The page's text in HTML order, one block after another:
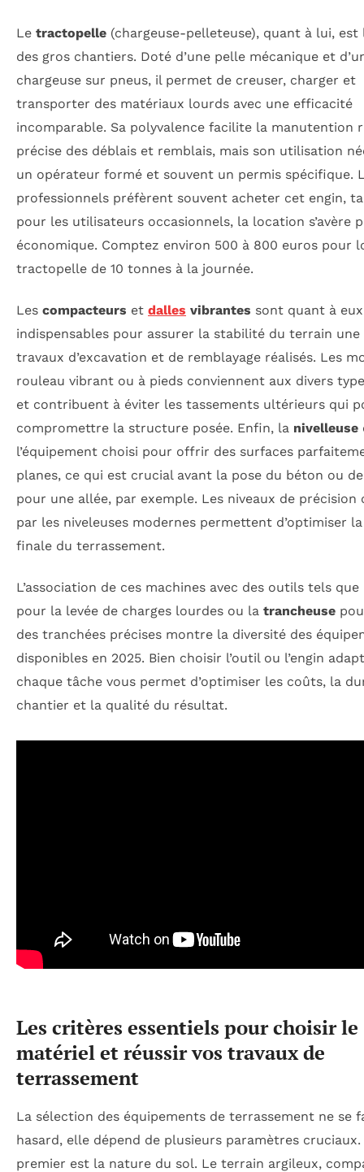
Le tractopelle (chargeuse-pelleteuse), quant à lui, est
des gros chantiers. Doté d’une pelle mécanique et
chargeuse sur pneus, il permet de creuser, charger et
transporter des matériaux lourds avec une efficacité
incomparable. Sa polyvalence facilite la manutention
précise des déblais et remblais, mais son utilisation
un opérateur formé et souvent un permis spécifique.
professionnels préfèrent souvent acheter cet engin,
pour les utilisateurs occasionnels, la location s’avère
économique. Comptez environ 500 à 800 euros pour
tractopelle de 10 tonnes à la journée.
Les compacteurs et dalles vibrantes sont quant à eux
indispensables pour assurer la stabilité du terrain une
travaux d’excavation et de remblayage réalisés. Les
rouleau vibrant ou à pieds conviennent aux divers
et contribuent à éviter les tassements ultérieurs qui
compromettre la structure posée. Enfin, la nivelleuse
l’équipement choisi pour offrir des surfaces
planes, ce qui est crucial avant la pose du béton ou
pour une allée, par exemple. Les niveaux de
par les niveleuses modernes permettent d’optimiser
finale du terrassement.
L’association de ces machines avec des outils tels
pour la levée de charges lourdes ou la trancheuse
des tranchées précises montre la diversité des
disponibles en 2025. Bien choisir l’outil ou l’engin
chaque tâche vous permet d’optimiser les coûts, la
chantier et la qualité du résultat.
Les critères essentiels pour choisir le
matériel et réussir vos travaux de
terrassement
La sélection des équipements de terrassement ne se
hasard, elle dépend de plusieurs paramètres cruciaux.
premier est la nature du sol. Le terrain argileux,